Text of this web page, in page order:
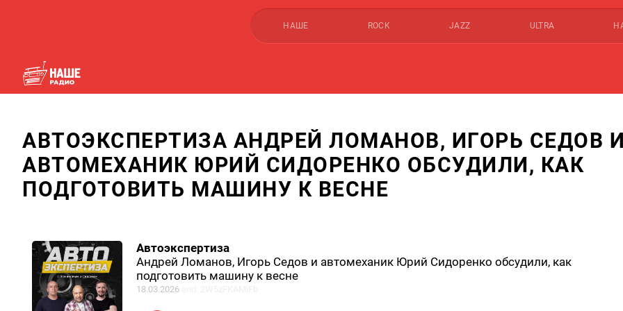
НАШЕ ROCK JAZZ ULTRA
АВТОЭКСПЕРТИЗА АНДРЕЙ ЛОМАНОВ, ИГОРЬ СЕДОВ И
АВТОМЕХАНИК ЮРИЙ СИДОРЕНКО ОБСУДИЛИ, КАК
ПОДГОТОВИТЬ МАШИНУ К ВЕСНЕ
Автоэкспертиза
Андрей Ломанов, Игорь Седов и автомеханик Юрий Сидоренко обсудили, как
подготовить машину к весне
18.03.2026